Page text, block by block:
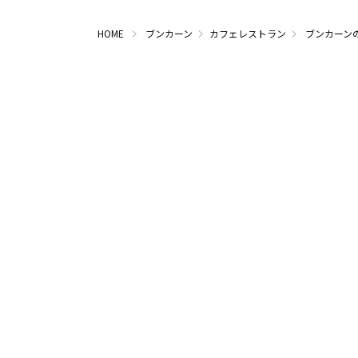
HOME ブンカーン カフェレストラン ブンカーン